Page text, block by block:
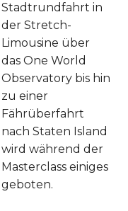
Stadtrundfahrt in
der Stretch-
Limousine über
das One World
Observatory bis hin
zu einer
Fährüberfahrt
nach Staten Island
wird während der
Masterclass einiges
geboten.